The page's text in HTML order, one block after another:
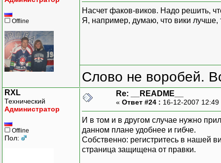
Offline
Насчет факов-виков. Надо решить,
Я, например, думаю, что вики лучше,
Слово не воробей.
RXL
Технический
Администратор
Offline
Пол:
Re: __README__
« Ответ #24 : 16-12-2007
И в том и в другом случае нужно
данном плане удобнее и гибче.
Собственно: регистритесь в нашей
страница защищена от правки.